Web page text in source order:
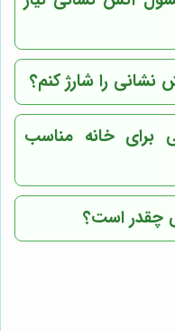
را شارژ کنم؟
خانه مناسب
چقدر است؟